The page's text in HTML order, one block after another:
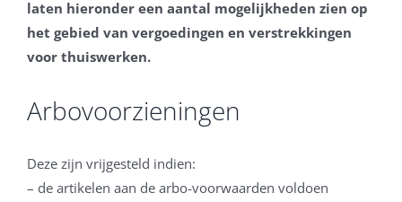
laten hieronder een aantal mogelijkheden zien op
het gebied van vergoedingen en verstrekkingen
voor thuiswerken.
Arbovoorzieningen
Deze zijn vrijgesteld indien:
– de artikelen aan de arbo-voorwaarden voldoen